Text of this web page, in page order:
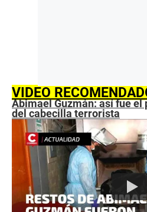
VIDEO
Abimael Guzmán: así fue el
del cabecilla terrorista